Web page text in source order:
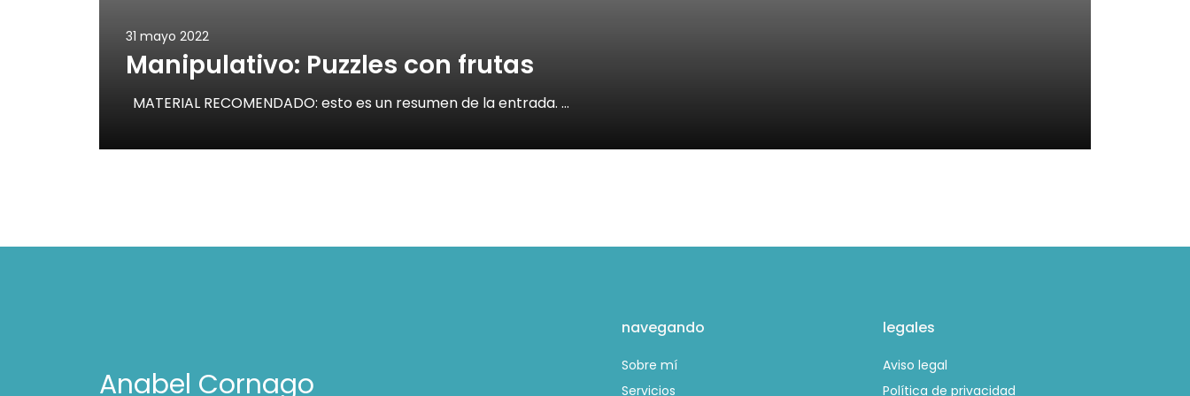
31 mayo 2022
Manipulativo: Puzzles con frutas
MATERIAL RECOMENDADO: esto es un resumen de la entrada. …
Anabel Cornago
navegando
Sobre mí
Servicios
legales
Aviso legal
Política de privacidad